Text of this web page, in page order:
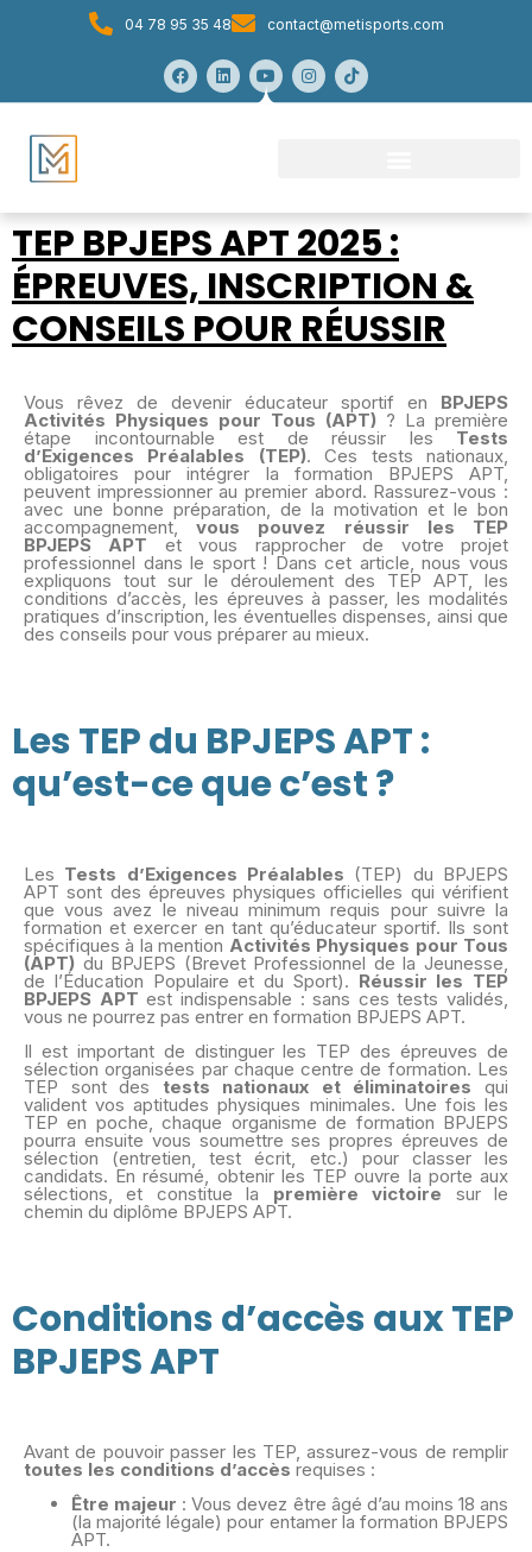
04 78 95 35 48 contact@metisports.com
TEP BPJEPS APT 2025 :
ÉPREUVES, INSCRIPTION &
CONSEILS POUR RÉUSSIR
Vous rêvez de devenir éducateur sportif en BPJEPS
Activités Physiques pour Tous (APT) ? La première
étape incontournable est de réussir les Tests
d’Exigences Préalables (TEP). Ces tests nationaux,
obligatoires pour intégrer la formation BPJEPS APT,
peuvent impressionner au premier abord. Rassurez-vous :
avec une bonne préparation, de la motivation et le bon
accompagnement,vous pouvez réussir les TEP
BPJEPS APT et vous rapprocher de votre projet
professionnel dans le sport ! Dans cet article, nous vous
expliquons tout sur le déroulement des TEP APT, les
conditions d’accès, les épreuves à passer, les modalités
pratiques d’inscription, les éventuelles dispenses, ainsi que
des conseils pour vous préparer au mieux.
Les TEP du BPJEPS APT :
qu’est-ce que c’est ?
Les Tests d’Exigences Préalables (TEP) du BPJEPS
APT sont des épreuves physiques officielles qui vérifient
que vous avez le niveau minimum requis pour suivre la
formation et exercer en tant qu’éducateur sportif. Ils sont
spécifiques à la mention Activités Physiques pour Tous
(APT) du BPJEPS (Brevet Professionnel de la Jeunesse,
de l’Éducation Populaire et du Sport). Réussir les TEP
BPJEPS APT est indispensable : sans ces tests validés,
vous ne pourrez pas entrer en formation BPJEPS APT.
Il est important de distinguer les TEP des épreuves de
sélection organisées par chaque centre de formation. Les
TEP sont des tests nationaux et éliminatoires qui
valident vos aptitudes physiques minimales. Une fois les
TEP en poche, chaque organisme de formation BPJEPS
pourra ensuite vous soumettre ses propres épreuves de
sélection (entretien, test écrit, etc.) pour classer les
candidats. En résumé, obtenir les TEP ouvre la porte aux
sélections, et constitue la première victoire sur le
chemin du diplôme BPJEPS APT.
Conditions d’accès aux TEP
BPJEPS APT
Avant de pouvoir passer les TEP, assurez-vous de remplir
toutes les conditions d’accès requises :
Être majeur : Vous devez être âgé d’au moins 18 ans
(la majorité légale) pour entamer la formation BPJEPS
APT.